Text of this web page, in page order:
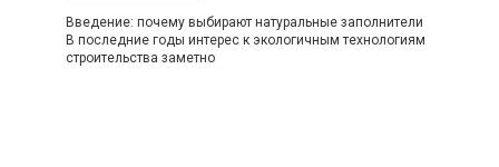
Введение: почему выбирают натуральные заполнители
В последние годы интерес к экологичным технологиям
строительства заметно